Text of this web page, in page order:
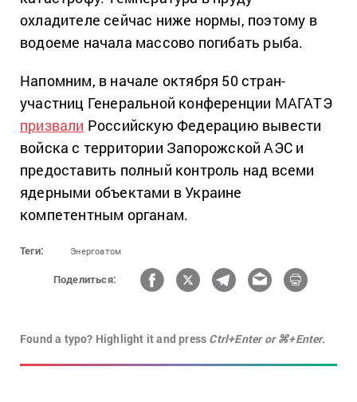
охладителе сейчас ниже нормы, поэтому в
водоеме начала массово погибать рыба.
Напомним, в начале октября 50 стран-
участниц Генеральной конференции МАГАТЭ
призвали Российскую Федерацию вывести
войска с территории Запорожской АЭС и
предоставить полный контроль над всеми
ядерными объектами в Украине
компетентным органам.
Теги: Энергоатом
Поделиться:
Found a typo? Highlight it and press Ctrl+Enter or ⌘+Enter.